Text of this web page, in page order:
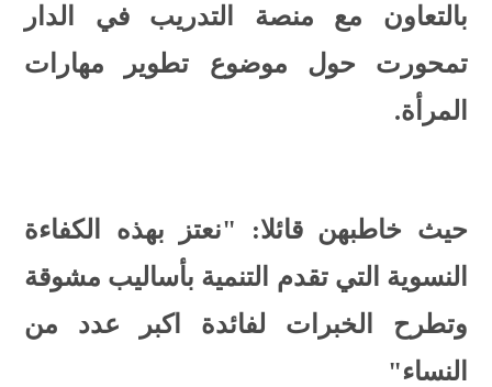
بالتعاون مع منصة التدريب في الدار
تمحورت حول موضوع تطوير مهارات
المرأة.
حيث خاطبهن قائلا: "نعتز بهذه الكفاءة
النسوية التي تقدم التنمية بأساليب مشوقة
وتطرح الخبرات لفائدة اكبر عدد من
النساء"